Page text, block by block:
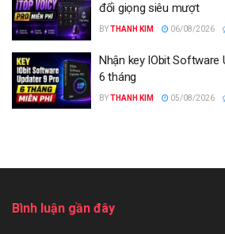
đổi giọng siêu mượt
BYTHANH KIM 06/08/2026
Nhận key IObit Software
6 tháng
BYTHANH KIM 05/08/2026
Bình luận gần đây